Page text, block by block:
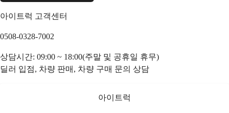
아이트럭 고객센터
0508-0328-7002
상담시간: 09:00 ~ 18:00(주말 및 공휴일 휴무)
딜러 입점, 차량 판매, 차량 구매 문의 상담
아이트럭